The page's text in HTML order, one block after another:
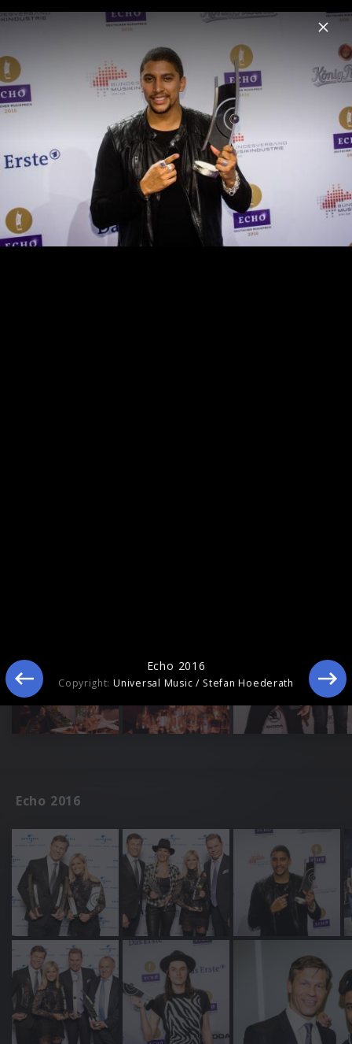
Menu
ECHO
News Videos Fotos
Echo 2018
Echo 2016
Echo 2016
Copyright:Universal Music / Stefan Hoederath